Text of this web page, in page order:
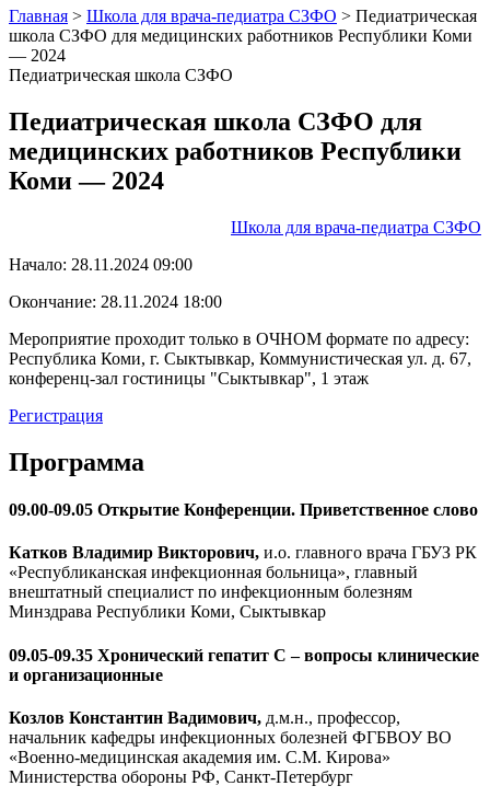
Главная > Школа для врача-педиатра СЗФО > Педиатрическая
школа СЗФО для медицинских работников Республики Коми
— 2024
Педиатрическая школа СЗФО
Педиатрическая школа СЗФО для
медицинских работников Республики
Коми — 2024
Школа для врача-педиатра СЗФО
Начало: 28.11.2024 09:00
Окончание: 28.11.2024 18:00
Мероприятие проходит только в ОЧНОМ формате по адресу:
Республика Коми, г. Сыктывкар, Коммунистическая ул. д. 67,
конференц-зал гостиницы "Сыктывкар", 1 этаж
Регистрация
Программа
09.00-09.05 Открытие Конференции. Приветственное слово
Катков Владимир Викторович, и.о. главного врача ГБУЗ РК
«Республиканская инфекционная больница», главный
внештатный специалист по инфекционным болезням
Минздрава Республики Коми, Сыктывкар
09.05-09.35 Хронический гепатит С – вопросы клинические
и организационные
Козлов Константин Вадимович, д.м.н., профессор,
начальник кафедры инфекционных болезней ФГБВОУ ВО
«Военно-медицинская академия им. С.М. Кирова»
Министерства обороны РФ, Санкт-Петербург